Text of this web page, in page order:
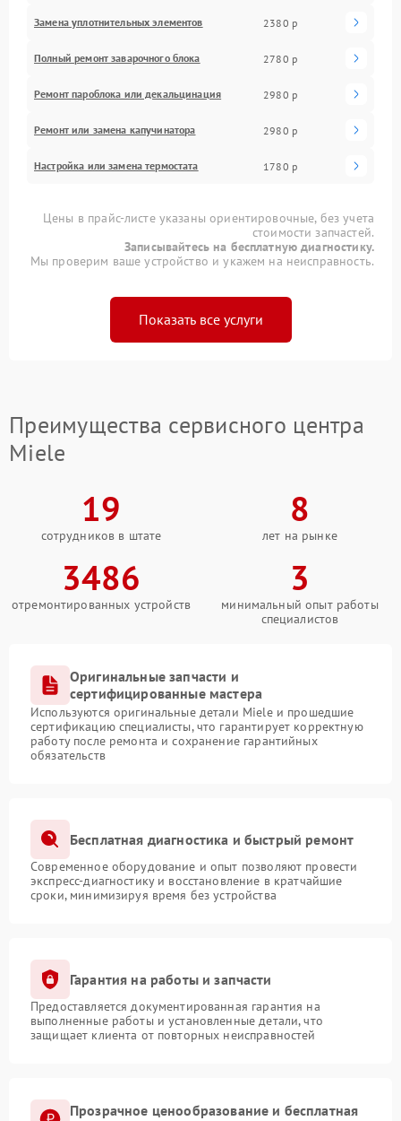
Замена уплотнительных элементов 2380 р
Полный ремонт заварочного блока 2780 р
Ремонт пароблока или декальцинация 2980 р
Ремонт или замена капучинатора 2980 р
Настройка или замена термостата 1780 р
Цены в прайс-листе указаны ориентировочные, без учета
стоимости запчастей.
Записывайтесь на бесплатную диагностику.
Мы проверим ваше устройство и укажем на неисправность.
Показать все услуги
Преимущества сервисного центра
Miele
19
сотрудников в штате
8
лет на рынке
3486
отремонтированных устройств
3
минимальный опыт работы
специалистов
Оригинальные запчасти и
сертифицированные мастера
Используются оригинальные детали Miele и прошедшие
сертификацию специалисты, что гарантирует корректную
работу после ремонта и сохранение гарантийных
обязательств
Бесплатная диагностика и быстрый ремонт
Современное оборудование и опыт позволяют провести
экспресс-диагностику и восстановление в кратчайшие
сроки, минимизируя время без устройства
Гарантия на работы и запчасти
Предоставляется документированная гарантия на
выполненные работы и установленные детали, что
защищает клиента от повторных неисправностей
Прозрачное ценообразование и бесплатная